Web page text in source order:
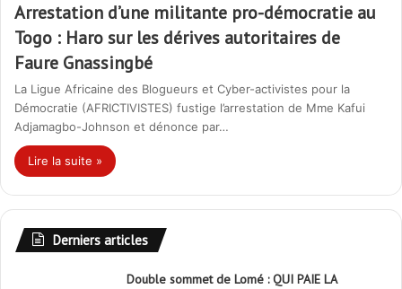
Arrestation d’une militante pro-démocratie au
Togo : Haro sur les dérives autoritaires de
Faure Gnassingbé
La Ligue Africaine des Blogueurs et Cyber-activistes pour la
Démocratie (AFRICTIVISTES) fustige l’arrestation de Mme Kafui
Adjamagbo-Johnson et dénonce par…
Lire la suite »
Derniers articles
Double sommet de Lomé : QUI PAIE LA